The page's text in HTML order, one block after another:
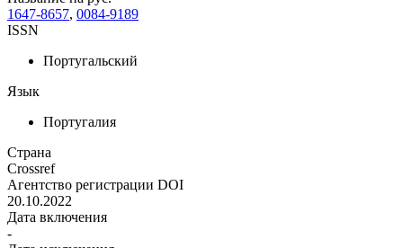
1647-8657, 0084-9189
ISSN
Португальский
Язык
Португалия
Страна
Crossref
Агентство регистрации DOI
20.10.2022
Дата включения
-